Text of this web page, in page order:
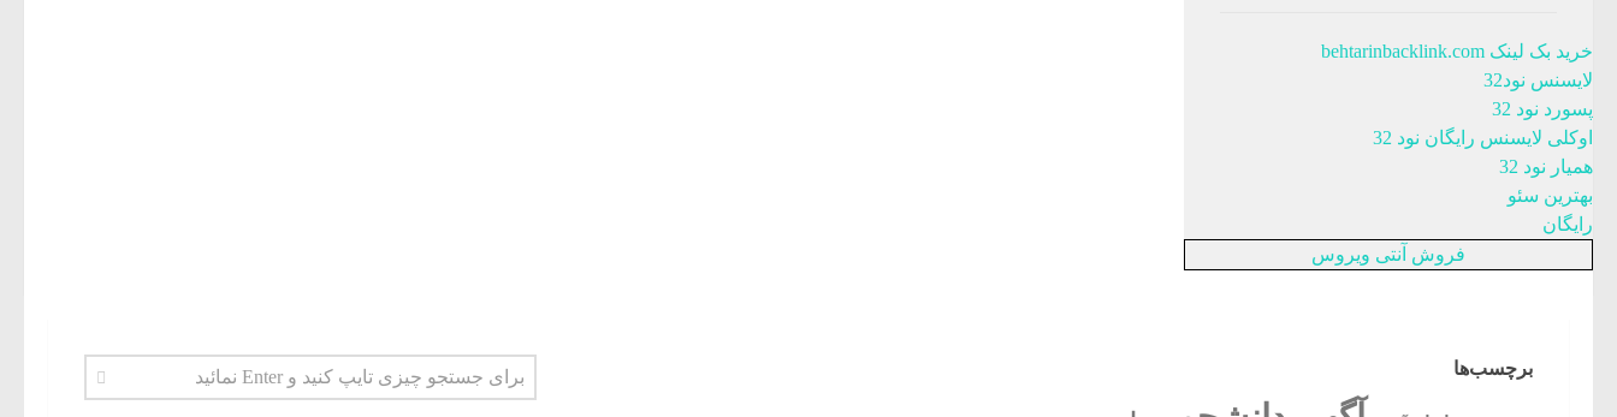
خرید بک لینک behtarinbacklink.com
لایسنس نود32
پسورد نود 32
اوکلی لایسنس رایگان نود 32
همیار نود 32
بهترین سئو
رایگان
فروش آنتی ویروس
برچسب‌ها